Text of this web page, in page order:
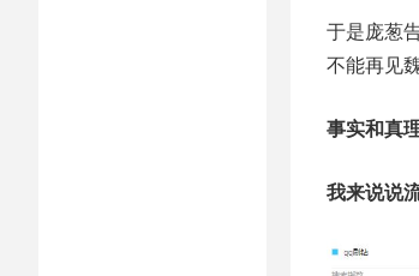
于是庞葱
不能再见
事实和真
我来说说